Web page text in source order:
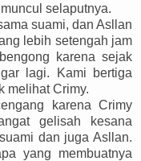
selaputnya.
suami, dan Asllan
lebih setengah jam
karena sejak
lagi. Kami bertiga
melihat Crimy.
karena Crimy
gelisah kesana
dan juga Asllan.
yang membuatnya